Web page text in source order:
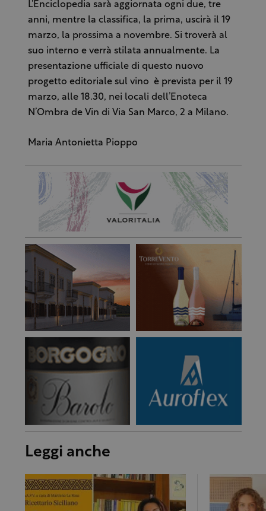
L’Enciclopedia sarà aggiornata ogni due, tre
anni, mentre la classifica, la prima, uscirà il 19
marzo, la prossima a novembre. Si troverà al
suo interno e verrà stilata annualmente. La
presentazione ufficiale di questo nuovo
progetto editoriale sul vino è prevista per il 19
marzo, alle 18.30, nei locali dell’Enoteca
N’Ombra de Vin di Via San Marco, 2 a Milano.
Maria Antonietta Pioppo
Leggi anche